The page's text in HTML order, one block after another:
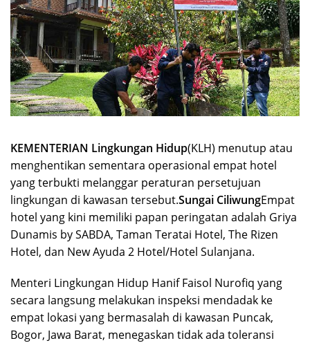
KEMENTERIAN Lingkungan Hidup(KLH) menutup atau
menghentikan sementara operasional empat hotel
yang terbukti melanggar peraturan persetujuan
lingkungan di kawasan tersebut.Sungai CiliwungEmpat
hotel yang kini memiliki papan peringatan adalah Griya
Dunamis by SABDA, Taman Teratai Hotel, The Rizen
Hotel, dan New Ayuda 2 Hotel/Hotel Sulanjana.
Menteri Lingkungan Hidup Hanif Faisol Nurofiq yang
secara langsung melakukan inspeksi mendadak ke
empat lokasi yang bermasalah di kawasan Puncak,
Bogor, Jawa Barat, menegaskan tidak ada toleransi